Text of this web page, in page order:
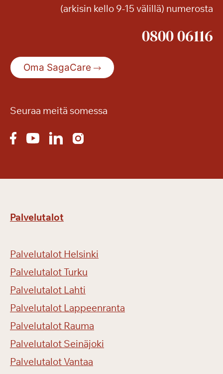
(arkisin kello 9-15 välillä) numerosta
0800 06116
Oma SagaCare
Seuraa meitä somessa
Palvelutalot
Palvelutalot Helsinki
Palvelutalot Turku
Palvelutalot Lahti
Palvelutalot Lappeenranta
Palvelutalot Rauma
Palvelutalot Seinäjoki
Palvelutalot Vantaa